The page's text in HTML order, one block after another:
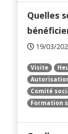
Quelles
19/03/
Visite
Comité
Formation